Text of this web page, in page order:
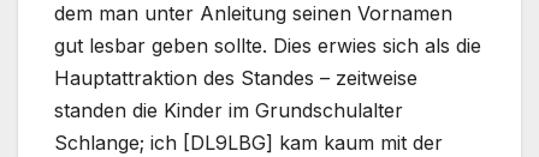
dem man unter Anleitung seinen Vornamen
gut lesbar geben sollte. Dies erwies sich als die
Hauptattraktion des Standes – zeitweise
standen die Kinder im Grundschulalter
Schlange; ich [DL9LBG] kam kaum mit der